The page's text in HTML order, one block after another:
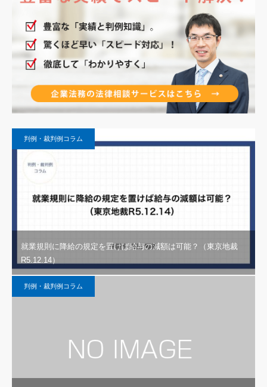
判例・裁判例コラム
就業規則に降給の規定を置けば給与の減額は可能？（東京地裁
R5.12.14）
判例・裁判例コラム